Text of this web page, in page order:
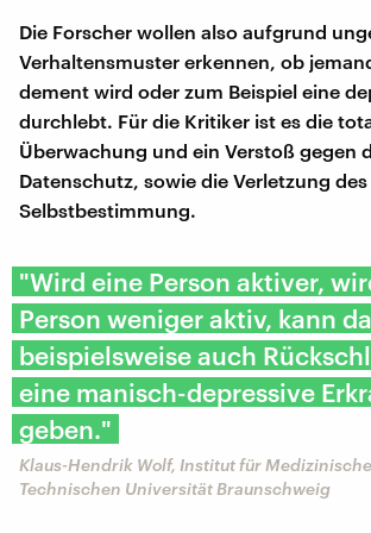
Die Forscher wollen also aufgrund
Verhaltensmuster erkennen, ob
dement wird oder zum Beispiel eine
durchlebt. Für die Kritiker ist es die
Überwachung und ein Verstoß gegen
Datenschutz, sowie die Verletzung
Selbstbestimmung.
"Wird eine Person aktiver,
Person weniger aktiv, kann
beispielsweise auch
eine manisch-depressive
geben."
Klaus-Hendrik Wolf, Institut für
Technischen Universität Braunschweig